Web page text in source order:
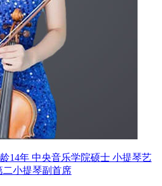
14年 中央音乐学院硕士 小提琴艺
二小提琴副首席